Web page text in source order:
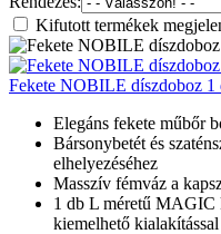
Kifutott termékek
Fekete NOBILE díszdoboz
Elegáns fekete műbőr
Bársonybetét és
elhelyezéséhez
Masszív fémváz a
1 db L méretű MAGIC
kiemelhető kialakítással